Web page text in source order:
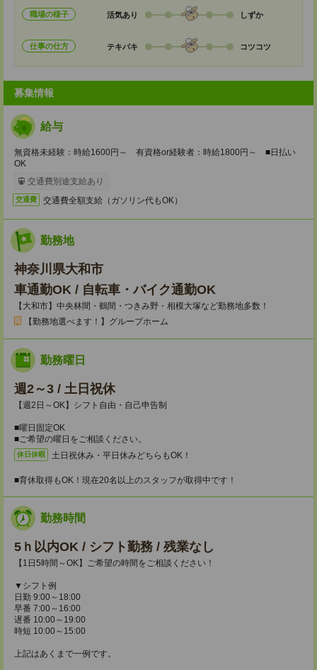
職場の様子 活気あり しずか
仕事の仕方 テキパキ コツコツ
募集情報
給与
無資格未経験：時給1600円～ 有資格or経験者：時給1800円～ ■日払い
OK
交通費別途支給あり
交通費 交通費全額支給（ガソリン代もOK）
勤務地
神奈川県大和市
車通勤OK / 自転車・バイク通勤OK
【大和市】中央林間・鶴間・つきみ野・相模大塚など勤務地多数！
【勤務地選べます！】グループホーム
勤務曜日
週2～3 / 土日祝休
【週2日～OK】シフト自由・自己申告制
■曜日固定OK
■ご希望の曜日をご相談ください。
休日休暇 土日祝休み・平日休みどちらもOK！
■育休取得もOK！現在20名以上のスタッフが取得中です！
勤務時間
5ｈ以内OK / シフト勤務 / 残業なし
【1日5時間～OK】ご希望の時間をご相談ください！
▼シフト例
日勤 9:00～18:00
早番 7:00～16:00
遅番 10:00～19:00
時短 10:00～15:00
上記はあくまで一例です。